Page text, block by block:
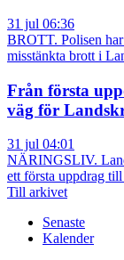
31 jul 06:36
BROTT. Polisen
misstänkta brott i
Från första
väg för
31 jul 04:01
NÄRINGSLIV.
ett första uppdrag
Till arkivet
Senaste
Kalender